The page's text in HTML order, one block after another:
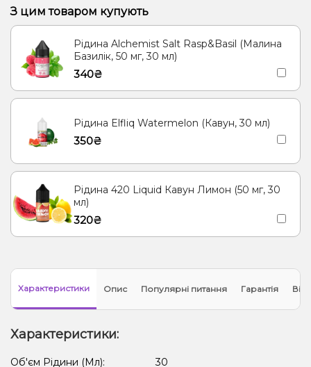
З цим товаром купують
Рідина Alchemist Salt Rasp&Basil (Малина
Базилік, 50 мг, 30 мл)
340₴
Рідина Elfliq Watermelon (Кавун, 30 мл)
350₴
Рідина 420 Liquid Кавун Лимон (50 мг, 30
мл)
320₴
Характеристики Опис Популярні питання Гарантія
Характеристики:
Об'єм Рідини (Мл):
30